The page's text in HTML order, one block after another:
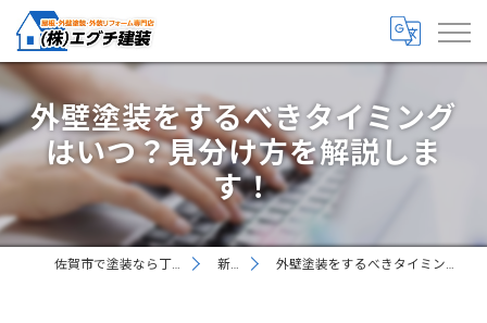
外壁塗装をするべきタイミング
はいつ？見分け方を解説しま
す！
佐賀市で塗装なら丁寧な株式会社エグチ建装 新着情報 外壁塗装をするべきタイミングはいつ？見分け方を解説します！